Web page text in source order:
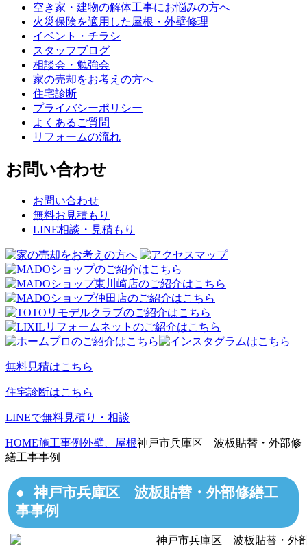
空き家・建物の解体工事にお悩みの方へ
火災保険を適用した屋根・外壁修理
イベント・チラシ
スタッフブログ
相談会・勉強会
家の売却をお考えの方へ
住宅診断
プライバシーポリシー
よくあるご質問
リフォームの流れ
お問い合わせ
お問い合わせ
無料お見積もり
LINE相談・見積もり
無料見積はこちら
住宅診断はこちら
LINEで無料見積り・相談
HOME施工事例外壁、屋根神戸市兵庫区 波板貼替・外部修
繕工事事例
神戸市兵庫区 波板貼替・外部修繕工
事事例